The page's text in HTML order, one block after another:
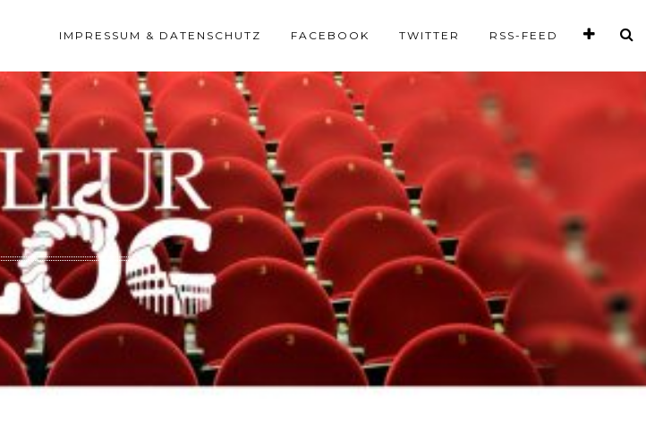
IMPRESSUM & DATENSCHUTZ FACEBOOK TWITTER RSS-FEED